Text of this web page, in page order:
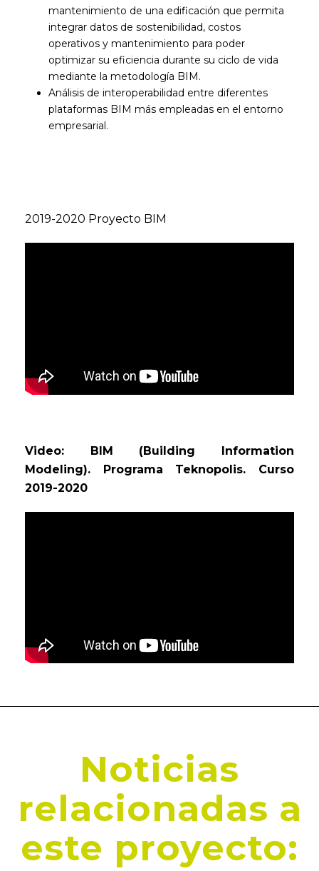
mantenimiento de una edificación que permita
integrar datos de sostenibilidad, costos
operativos y mantenimiento para poder
optimizar su eficiencia durante su ciclo de vida
mediante la metodología BIM.
Análisis de interoperabilidad entre diferentes
plataformas BIM más empleadas en el entorno
empresarial.
2019-2020 Proyecto BIM
Video: BIM (Building Information
Modeling). Programa Teknopolis. Curso
2019-2020
Noticias
relacionadas a
este proyecto: